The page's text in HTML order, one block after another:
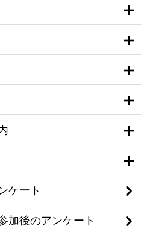
ケート
加後のアンケート